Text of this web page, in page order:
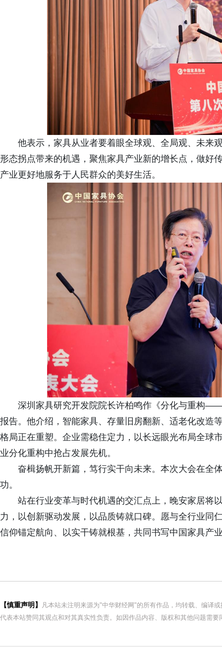
他表示，家具从业者要着眼全球观、全局观、未来
形态拐点带来的机遇，聚焦家具产业新的增长点，做好
产业更好地服务于人民群众的美好生活。
深圳家具研究开发院院长许柏鸣作《分化与重构
报告。他介绍，智能家具、存量旧房翻新、适老化改造
格局正在重塑。企业需稳住定力，以长远眼光布局全球
业分化重构中抢占发展先机。
奋楫扬帆开新篇，笃行实干向未来。本次大会在全
功。
站在行业变革与时代机遇的交汇点上，晚安家居将
力，以创新驱动发展，以品质铸就口碑。愿与全行业同
信仰锚定航向、以实干铸就根基，共同书写中国家具产
【慎重声明】
凡本站未注明来源为"中华财经网"的所有作品，均转载、编译
代表本站赞同其观点和对其真实性负责。如因作品内容、版权和其他问题需